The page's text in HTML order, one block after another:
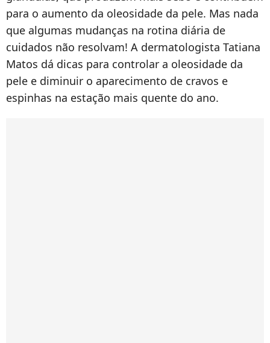
para o aumento da oleosidade da pele. Mas nada
que algumas mudanças na rotina diária de
cuidados não resolvam! A dermatologista Tatiana
Matos dá dicas para controlar a oleosidade da
pele e diminuir o aparecimento de cravos e
espinhas na estação mais quente do ano.